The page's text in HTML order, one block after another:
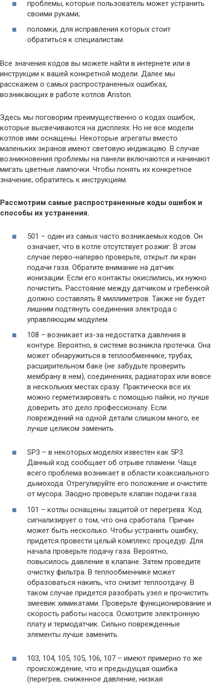
проблемы, которые пользователь может устранить
своими руками;
поломки, для исправления которых стоит
обратиться к специалистам.
Все значения кодов вы можете найти в интернете или в
инструкции к вашей конкретной модели. Далее мы
расскажем о самых распространенных ошибках,
возникающих в работе котлов Ariston.
Здесь мы поговорим преимущественно о кодах ошибок,
которые высвечиваются на дисплеях. Но не все модели
котлов ими оснащены. Некоторые агрегаты вместо
маленьких экранов имеют световую индикацию. В случае
возникновения проблемы на панели включаются и начинают
мигать цветные лампочки. Чтобы понять их конкретное
значение, обратитесь к инструкциям.
Рассмотрим самые распространенные коды ошибок и
способы их устранения.
501 – один из самых часто возникаемых кодов. Он
означает, что в котле отсутствует розжиг. В этом
случае перво-наперво проверьте, открыт ли кран
подачи газа. Обратите внимание на датчик
ионизации. Если его контакты окислились, их нужно
почистить. Расстояние между датчиком и гребенкой
должно составлять 8 миллиметров. Также не будет
лишним подтянуть соединения электрода с
управляющим модулем.
108 – возникает из-за недостатка давления в
контуре. Вероятно, в системе возникла протечка. Она
может обнаружиться в теплообменнике, трубах,
расширительном баке (не забудьте проверить
мембрану в нем), соединениях, радиаторах или вовсе
в нескольких местах сразу. Практически все их
можно герметизировать с помощью пайки, но лучше
доверить это дело профессионалу. Если
повреждений на одной детали слишком много, ее
лучше целиком заменить.
SP3 – в некоторых моделях известен как 5P3.
Данный код сообщает об отрыве пламени. Чаще
всего проблема возникает в области коаксиального
дымохода. Отрегулируйте его положение и очистите
от мусора. Заодно проверьте клапан подачи газа.
101 – котлы оснащены защитой от перегрева. Код
сигнализирует о том, что она сработала. Причин
может быть несколько. Чтобы устранить ошибку,
придется провести целый комплекс процедур. Для
начала проверьте подачу газа. Вероятно,
повысилось давление в клапане. Затем проведите
очистку фильтра. В теплообменнике может
образоваться накипь, что снизит теплоотдачу. В
таком случае придется разобрать узел и прочистить
змеевик химикатами. Проверьте функционирование и
скорость работы насоса. Осмотрите электронную
плату и термодатчик. Сильно поврежденные
элементы лучше заменить.
103, 104, 105, 105, 106, 107 – имеют примерно то же
происхождение, что и предыдущая ошибка
(перегрев, сниженное давление, низкая